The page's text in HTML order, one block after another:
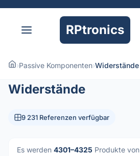
RPtronics
›Passive Komponenten›Widerstände
Widerstände
9 231 Referenzen verfügbar
Es werden 4301–4325 Produkte von